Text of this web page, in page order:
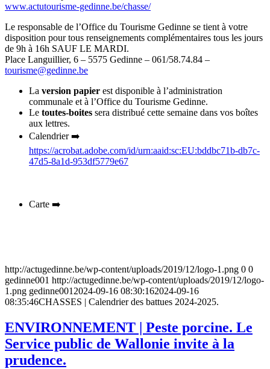
www.actutourisme-gedinne.be/chasse/
Le responsable de l’Office du Tourisme Gedinne se tient à votre
disposition pour tous renseignements complémentaires tous les jours
de 9h à 16h SAUF LE MARDI.
Place Languillier, 6 – 5575 Gedinne – 061/58.74.84 –
tourisme@gedinne.be
La version papier est disponible à l’administration
communale et à l’Office du Tourisme Gedinne.
Le toutes-boites sera distribué cette semaine dans vos boîtes
aux lettres.
Calendrier➡️
https://acrobat.adobe.com/id/urn:aaid:sc:EU:bddbc71b-db7c-
47d5-8a1d-953df5779e67
Carte ➡️
http://actugedinne.be/wp-content/uploads/2019/12/logo-1.png 0 0
gedinne001 http://actugedinne.be/wp-content/uploads/2019/12/logo-
1.png gedinne001 2024-09-16 08:30:162024-09-16
08:35:46CHASSES | Calendrier des battues 2024-2025.
ENVIRONNEMENT | Peste porcine. Le
Service public de Wallonie invite à la
prudence.